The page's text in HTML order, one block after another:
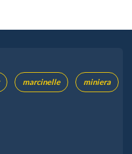
marcinelle miniera